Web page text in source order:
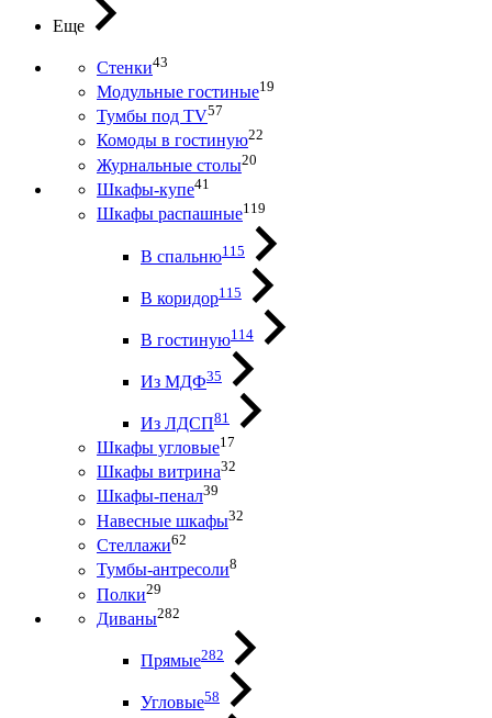
Еще
Стенки43
Модульные гостиные19
Тумбы под ТV57
Комоды в гостиную22
Журнальные столы20
Шкафы-купе41
Шкафы распашные119
В спальню115
В коридор115
В гостиную114
Из МДФ35
Из ЛДСП81
Шкафы угловые17
Шкафы витрина32
Шкафы-пенал39
Навесные шкафы32
Стеллажи62
Тумбы-антресоли8
Полки29
Диваны282
Прямые282
Угловые58